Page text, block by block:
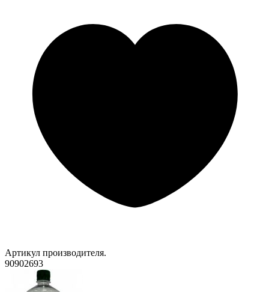
Артикул производителя.
90902693